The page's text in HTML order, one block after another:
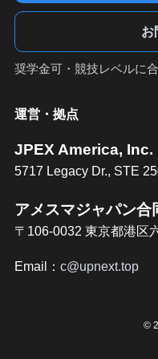
お
奨学金可・競技レベルに
運営・拠点
JPEX America, Inc.
5717 Legacy Dr., STE
アメスマジャパン合
〒106-0032 東京都港区
Email： c@upnext.top
©